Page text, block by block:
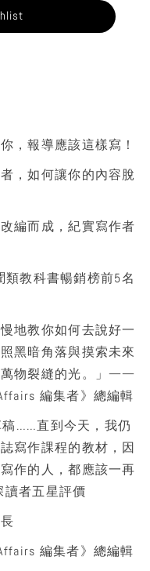
，報導應該這樣寫！
，如何讓你的內容脫
編而成，紀實寫作者
類教科書暢銷榜前5名
地教你如何去說好一
黑暗角落與摸索未來
萬物裂縫的光。」——
編集者》總編輯
稿……直到今天，我仍
寫作課程的教材，因
作的人，都應該一再
讀者五星評價
編集者》總編輯